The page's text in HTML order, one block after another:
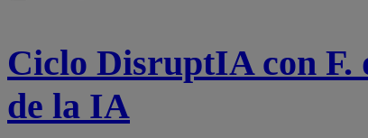
Ciclo DisruptIA con F.
de la IA